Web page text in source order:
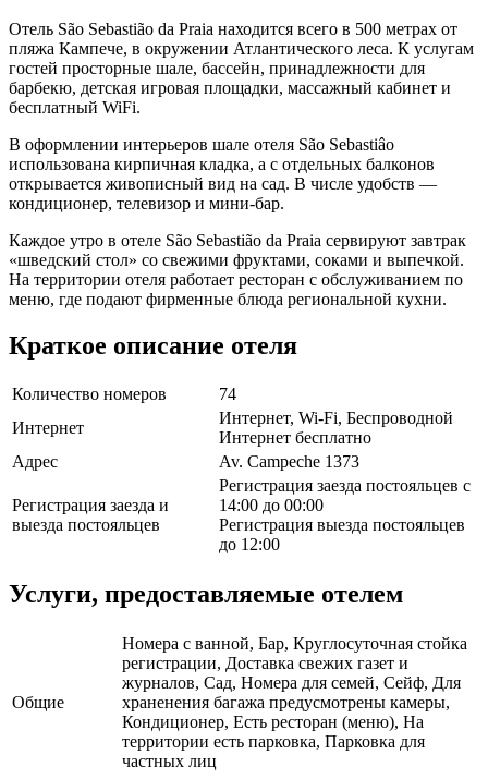
Отель São Sebastião da Praia находится всего в 500 метрах от
пляжа Кампече, в окружении Атлантического леса. К услугам
гостей просторные шале, бассейн, принадлежности для
барбекю, детская игровая площадки, массажный кабинет и
бесплатный WiFi.
В оформлении интерьеров шале отеля São Sebastiâo
использована кирпичная кладка, а с отдельных балконов
открывается живописный вид на сад. В числе удобств —
кондиционер, телевизор и мини-бар.
Каждое утро в отеле São Sebastião da Praia сервируют завтрак
«шведский стол» со свежими фруктами, соками и выпечкой.
На территории отеля работает ресторан с обслуживанием по
меню, где подают фирменные блюда региональной кухни.
Краткое описание отеля
Количество номеров
74
Интернет
Интернет, Wi-Fi, Беспроводной
Интернет бесплатно
Адрес
Av. Campeche 1373
Регистрация заезда и
выезда постояльцев
Регистрация заезда постояльцев с
14:00 до 00:00
Регистрация выезда постояльцев
до 12:00
Услуги, предоставляемые отелем
Общие
Номера с ванной, Бар, Круглосуточная стойка
регистрации, Доставка свежих газет и
журналов, Сад, Номера для семей, Сейф, Для
храненения багажа предусмотрены камеры,
Кондиционер, Есть ресторан (меню), На
территории есть парковка, Парковка для
частных лиц